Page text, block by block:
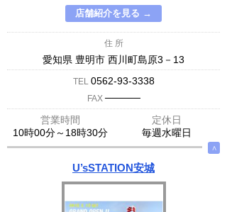
店舗紹介を見る →
住 所
愛知県 豊明市 西川町島原3－13
TEL 0562-93-3338
FAX ─────
営業時間
定休日
10時00分～18時30分
毎週水曜日
∧
U’sSTATION安城